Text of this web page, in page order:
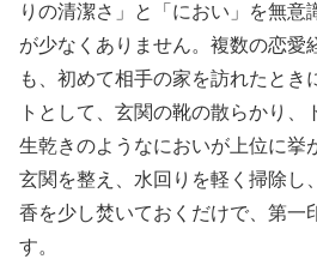
りの清潔さ」と「におい」を無意
が少なくありません。複数の恋愛
も、初めて相手の家を訪れたとき
トとして、玄関の靴の散らかり、
生乾きのようなにおいが上位に挙
玄関を整え、水回りを軽く掃除し
香を少し焚いておくだけで、第一
す。